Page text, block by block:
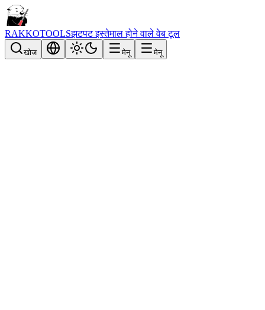
RAKKOTOOLSझटपट इस्तेमाल होने वाले वेब टूल
खोज मेनू मेनू